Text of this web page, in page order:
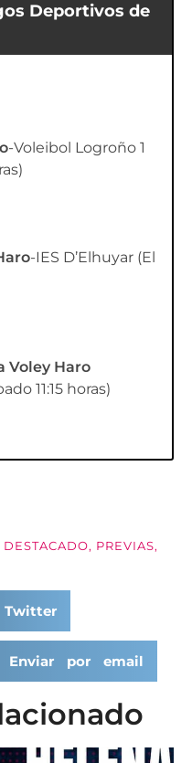
Deportivos de
-Voleibol Logroño 1
-IES D’Elhuyar (El
Voley Haro
11:15 horas)
DESTACADO, PREVIAS,
Twitter
Enviar por email